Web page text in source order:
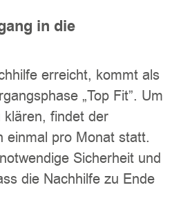
in die
erreicht, kommt als
„Top Fit”. Um
findet der
einmal pro Monat statt.
Sicherheit und
die Nachhilfe zu Ende